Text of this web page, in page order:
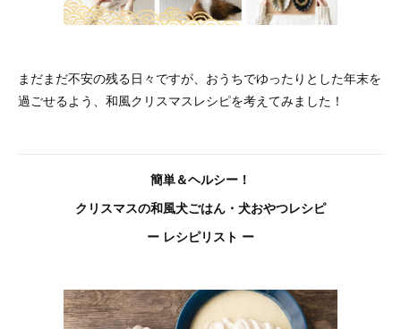
まだまだ不安の残る日々ですが、おうちでゆったりとした年末を
過ごせるよう、和風クリスマスレシピを考えてみました！
簡単＆ヘルシー！
クリスマスの和風犬ごはん・犬おやつレシピ
ー レシピリスト ー